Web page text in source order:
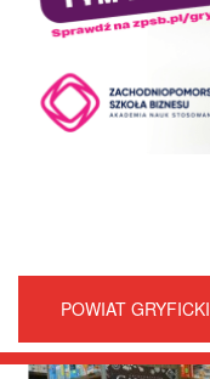
POWIAT GRYFICKI